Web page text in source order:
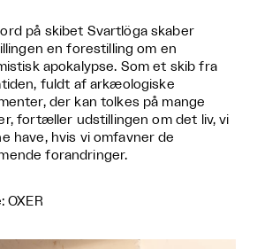
på skibet Svartlöga skaber
en forestilling om en
apokalypse. Som et skib fra
fuldt af arkæologiske
der kan tolkes på mange
fortæller udstillingen om det liv, vi
have, hvis vi omfavner de
forandringer.
OXER